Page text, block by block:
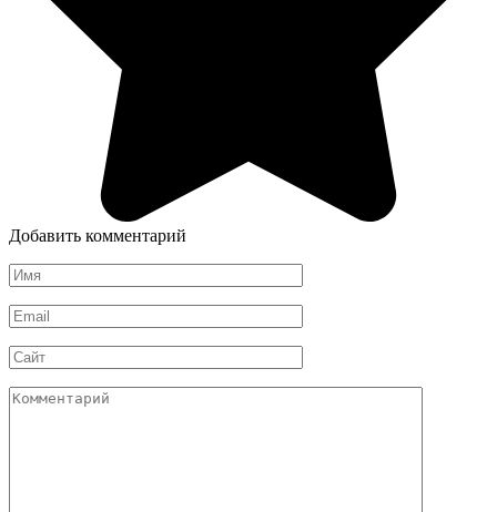
Добавить комментарий
Имя
*
Email
*
Сайт
Комментарий